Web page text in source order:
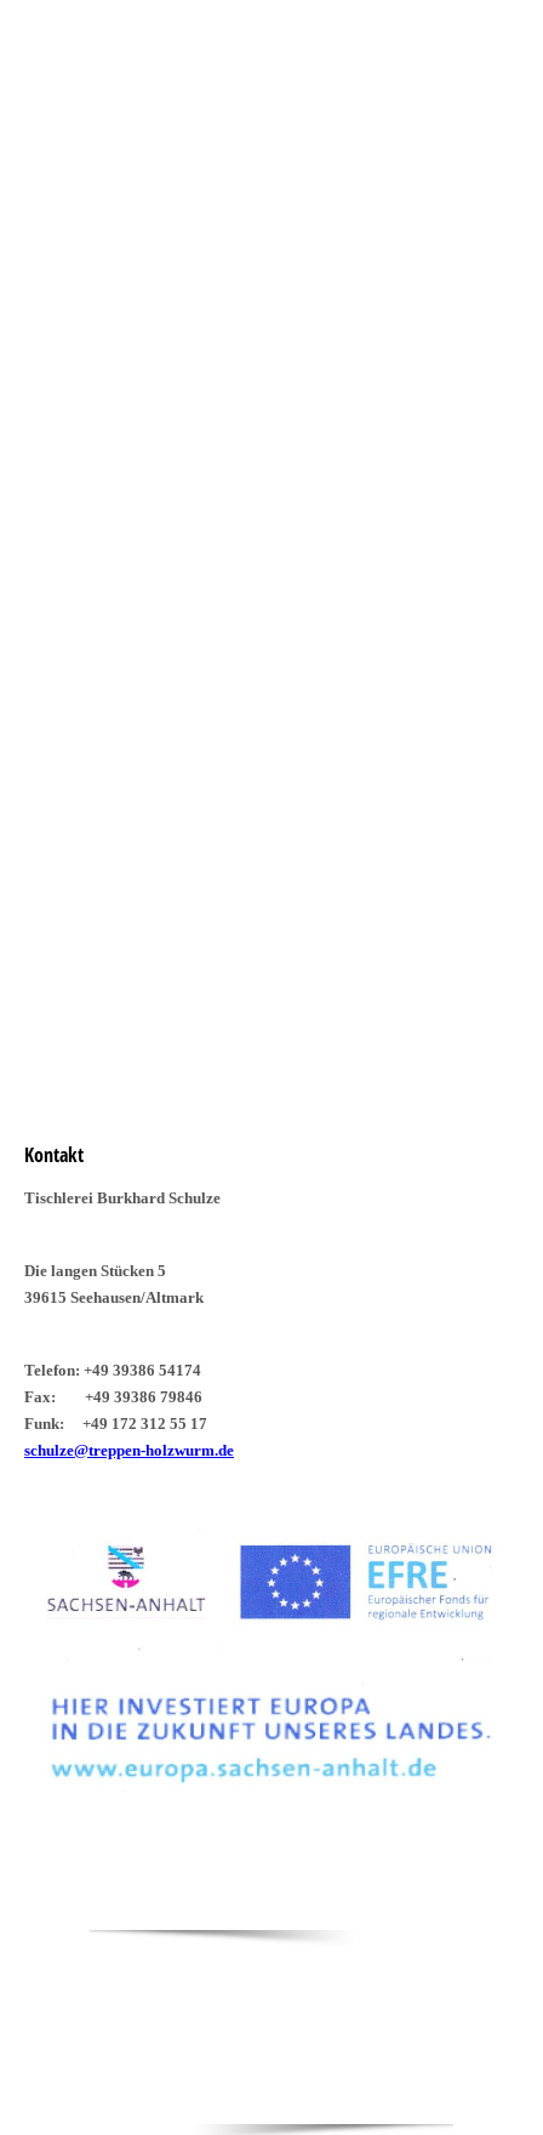
Kontakt
Tischlerei Burkhard Schulze
Die langen Stücken 5
39615 Seehausen/Altmark
Telefon: +49 39386 54174
Fax: +49 39386 79846
Funk: +49 172 312 55 17
schulze@treppen-holzwurm.de